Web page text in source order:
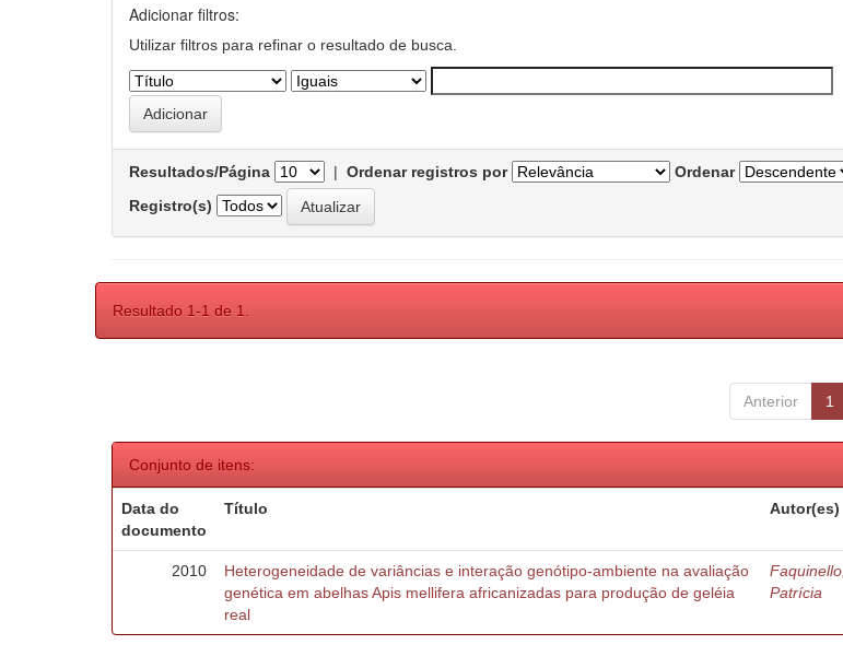
Adicionar filtros:
Utilizar filtros para refinar o resultado de busca.
Resultados/Página | Ordenar registros por
Ordenar
Registro(s)
Resultado 1-1 de 1.
Anterior 1
Conjunto de itens:
Data do
documento
Título Autor(es)
2010
Heterogeneidade de variâncias e interação genótipo-ambiente na avaliação
genética em abelhas Apis mellifera africanizadas para produção de geléia
real
Faquinello,
Patrícia